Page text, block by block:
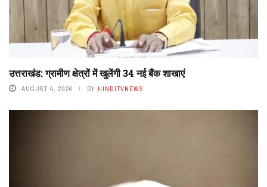
उत्तराखंड: ग्रामीण क्षेत्रों में खुलेंगी 34 नई बैंक शाखाएं
AUGUST 4, 2026 BY HINDITVNEWS